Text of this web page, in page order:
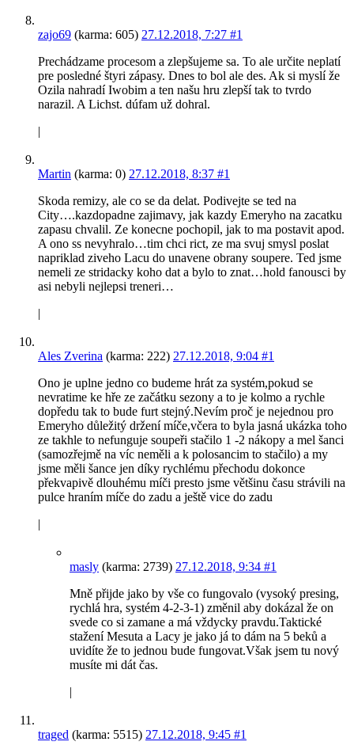
zajo69 (karma: 605) 27.12.2018, 7:27 #1
Prechádzame procesom a zlepšujeme sa. To ale určite neplatí
pre posledné štyri zápasy. Dnes to bol ale des. Ak si myslí že
Ozila nahradí Iwobim a ten našu hru zlepší tak to tvrdo
narazil. A Lichst. dúfam už dohral.
|
Martin (karma: 0) 27.12.2018, 8:37 #1
Skoda remizy, ale co se da delat. Podivejte se ted na
City….kazdopadne zajimavy, jak kazdy Emeryho na zacatku
zapasu chvalil. Ze konecne pochopil, jak to ma postavit apod.
A ono ss nevyhralo…tim chci rict, ze ma svuj smysl poslat
napriklad ziveho Lacu do unavene obrany soupere. Ted jsme
nemeli ze stridacky koho dat a bylo to znat…hold fanousci by
asi nebyli nejlepsi treneri…
|
Ales Zverina (karma: 222) 27.12.2018, 9:04 #1
Ono je uplne jedno co budeme hrát za systém,pokud se
nevratime ke hře ze začátku sezony a to je kolmo a rychle
dopředu tak to bude furt stejný.Nevím proč je nejednou pro
Emeryho důležitý držení míče,včera to byla jasná ukázka toho
ze takhle to nefunguje soupeři stačilo 1 -2 nákopy a mel šanci
(samozřejmě na víc neměli a k polosancim to stačilo) a my
jsme měli šance jen díky rychlému přechodu dokonce
překvapivě dlouhému míči presto jsme většinu času strávili na
pulce hraním míče do zadu a ještě vice do zadu
|
masly (karma: 2739) 27.12.2018, 9:34 #1
Mně přijde jako by vše co fungovalo (vysoký presing,
rychlá hra, systém 4-2-3-1) změnil aby dokázal že on
svede co si zamane a má vždycky pravdu.Taktické
stažení Mesuta a Lacy je jako já to dám na 5 beků a
uvidíte že to jednou bude fungovat.Však jsem tu nový
musíte mi dát čas.
|
traged (karma: 5515) 27.12.2018, 9:45 #1